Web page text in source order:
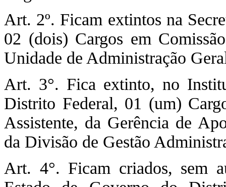
Art. 2º. Ficam extintos na
02 (dois) Cargos em
Unidade de Administração
Art. 3°. Fica extinto, no
Distrito Federal, 01 (um)
Assistente, da Gerência de
da Divisão de Gestão
Art. 4°. Ficam criados, sem